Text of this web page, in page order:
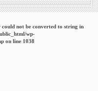
not be converted to string in
wp-
on line 1038